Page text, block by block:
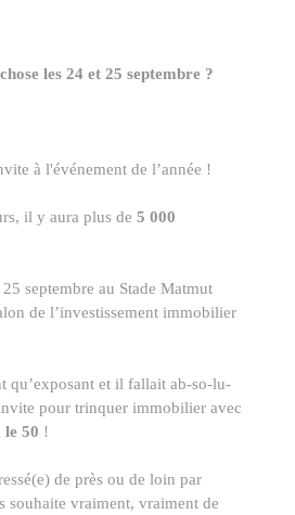
les 24 et 25 septembre ?
à l'événement de l’année !
il y aura plus de 5 000
septembre au Stade Matmut
de l’investissement immobilier
qu’exposant et il fallait ab-so-lu-
pour trinquer immobilier avec
le 50 !
de près ou de loin par
souhaite vraiment, vraiment de